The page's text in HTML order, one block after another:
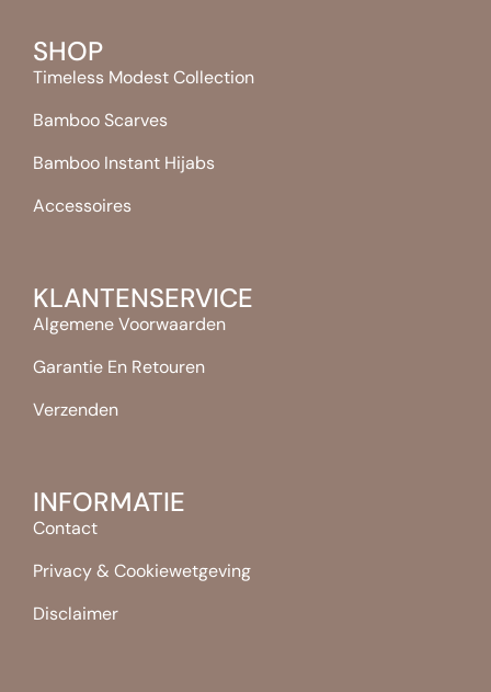
SHOP
Timeless Modest Collection
Bamboo Scarves
Bamboo Instant Hijabs
Accessoires
KLANTENSERVICE
Algemene Voorwaarden
Garantie En Retouren
Verzenden
INFORMATIE
Contact
Privacy & Cookiewetgeving
Disclaimer